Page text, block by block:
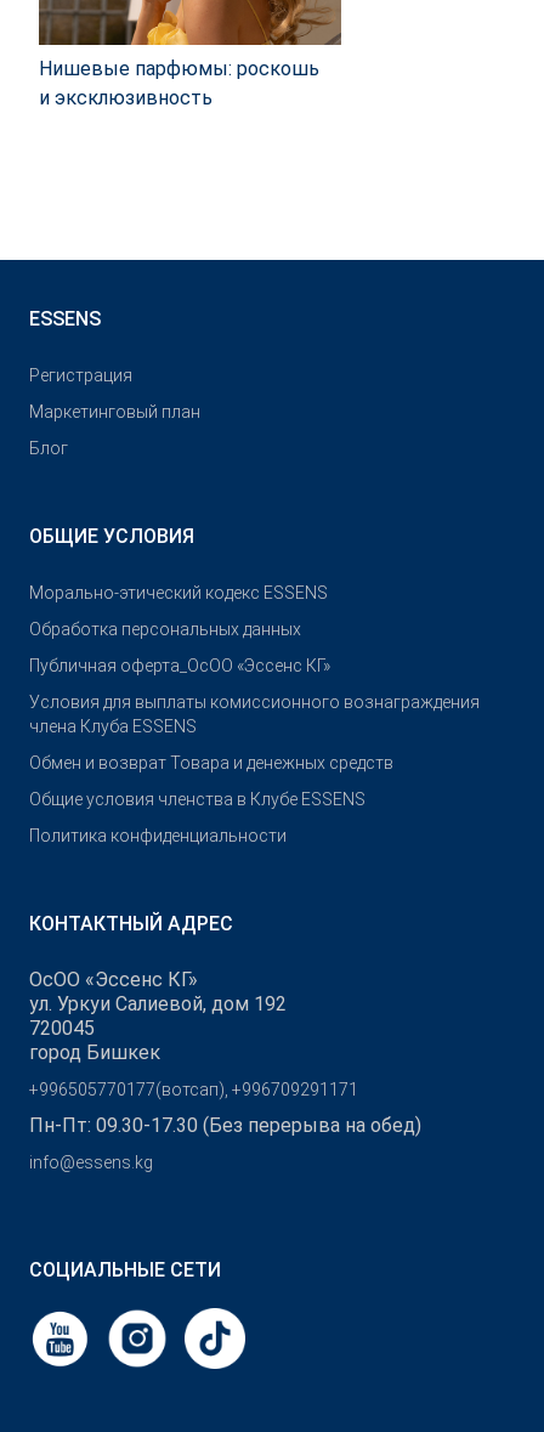
Нишевые парфюмы: роскошь
и эксклюзивность
ESSENS
Pегистрация
Маркетинговый план
Блог
ОБЩИЕ УСЛОВИЯ
Морально-этический кодекс ESSENS
Обработка персональных данных
Публичная оферта_ОсОО «Эссенс КГ»
Условия для выплаты комиссионного вознаграждения
члена Клуба ESSENS
Обмен и возврат Товара и денежных средств
Общие условия членства в Клубе ESSENS
Политика конфиденциальности
КОНТАКТНЫЙ АДРЕС
ОсОО «Эссенс КГ»
ул. Уркуи Салиевой, дом 192
720045
город Бишкек
+996505770177(вотсап), +996709291171
Пн-Пт: 09.30-17.30 (Без перерыва на обед)
info@essens.kg
СОЦИАЛЬНЫЕ СЕТИ